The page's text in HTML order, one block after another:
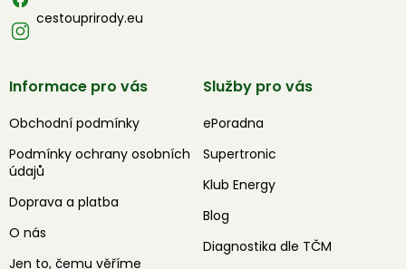
cestouprirody.eu
Informace pro vás
Obchodní podmínky
Podmínky ochrany osobních
údajů
Doprava a platba
O nás
Jen to, čemu věříme
Služby pro vás
ePoradna
Supertronic
Klub Energy
Blog
Diagnostika dle TČM